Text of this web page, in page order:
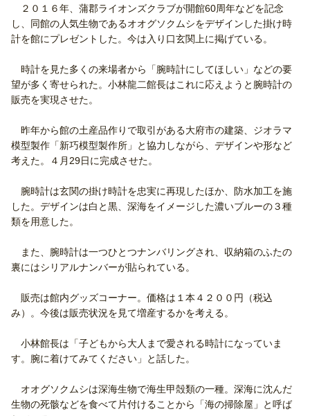
２０１６年、蒲郡ライオンズクラブが開館60周年などを記念
し、同館の人気生物であるオオグソクムシをデザインした掛け時
計を館にプレゼントした。今は入り口玄関上に掲げている。
時計を見た多くの来場者から「腕時計にしてほしい」などの要
望が多く寄せられた。小林龍二館長はこれに応えようと腕時計の
販売を実現させた。
昨年から館の土産品作りで取引がある大府市の建築、ジオラマ
模型製作「新巧模型製作所」と協力しながら、デザインや形など
考えた。４月29日に完成させた。
腕時計は玄関の掛け時計を忠実に再現したほか、防水加工を施
した。デザインは白と黒、深海をイメージした濃いブルーの３種
類を用意した。
また、腕時計は一つひとつナンバリングされ、収納箱のふたの
裏にはシリアルナンバーが貼られている。
販売は館内グッズコーナー。価格は１本４２００円（税込
み）。今後は販売状況を見て増産するかを考える。
小林館長は「子どもから大人まで愛される時計になっていま
す。腕に着けてみてください」と話した。
オオグソクムシは深海生物で海生甲殻類の一種。深海に沈んだ
生物の死骸などを食べて片付けることから「海の掃除屋」と呼ば